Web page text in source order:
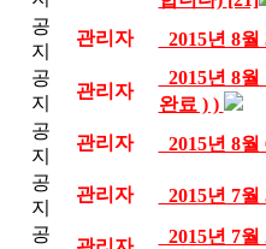
공
지
관리자
2015년 8
공
지
관리자
2015년 8
완료 ) )
공
지
관리자
2015년 8
공
지
관리자
2015년 7
공
2015년 7